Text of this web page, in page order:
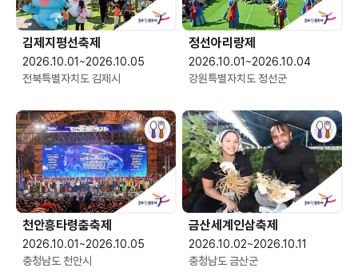
김제지평선축제
2026.10.01~2026.10.05
전북특별자치도 김제시
정선아리랑제
2026.10.01~2026.10.04
강원특별자치도 정선군
천안흥타령춤축제
2026.10.01~2026.10.05
충청남도 천안시
금산세계인삼축제
2026.10.02~2026.10.11
충청남도 금산군